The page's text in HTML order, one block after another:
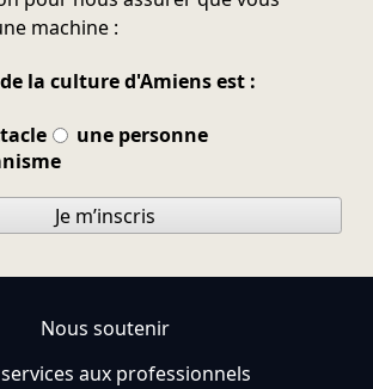
machine :
la culture d'Amiens est :
une personne
Je m’inscris
Nous soutenir
aux professionnels